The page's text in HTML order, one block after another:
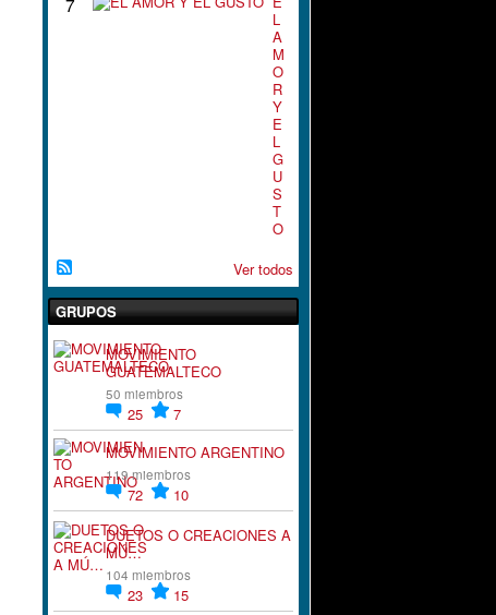
L
A
M
O
R
Y
E
L
G
U
S
T
O
Ver todos
GRUPOS
MOVIMIENTO
GUATEMALTECO
50 miembros
25
7
MOVIMIENTO ARGENTINO
119 miembros
72
10
DUETOS O CREACIONES A
MÚ…
104 miembros
23
15